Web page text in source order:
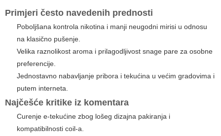
Primjeri često navedenih prednosti
Poboljšana kontrola nikotina i manji neugodni mirisi u odnosu
na klasično pušenje.
Velika raznolikost aroma i prilagodljivost snage pare za osobne
preferencije.
Jednostavno nabavljanje pribora i tekućina u većim gradovima i
putem interneta.
Najčešće kritike iz komentara
Curenje e-tekućine zbog lošeg dizajna pakiranja i
kompatibilnosti coil-a.